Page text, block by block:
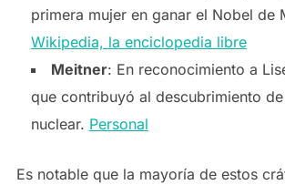
primera mujer en ganar el Nobel de
Wikipedia, la enciclopedia libre
Meitner: En reconocimiento a
que contribuyó al descubrimiento
nuclear. ​ Personal
Es notable que la mayoría de estos